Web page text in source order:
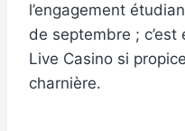
l’engagement
de septembre ;
Live Casino si
charnière.